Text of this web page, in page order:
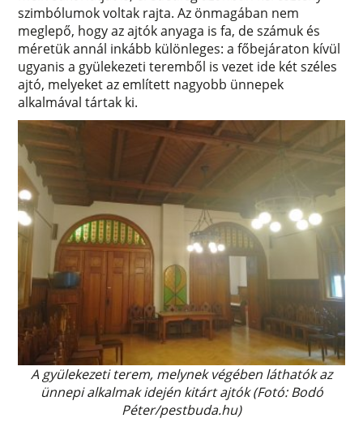
szimbólumok voltak rajta. Az önmagában nem
meglepő, hogy az ajtók anyaga is fa, de számuk és
méretük annál inkább különleges: a főbejáraton kívül
ugyanis a gyülekezeti teremből is vezet ide két széles
ajtó, melyeket az említett nagyobb ünnepek
alkalmával tártak ki.
A gyülekezeti terem, melynek végében láthatók az
ünnepi alkalmak idején kitárt ajtók (Fotó: Bodó
Péter/pestbuda.hu)